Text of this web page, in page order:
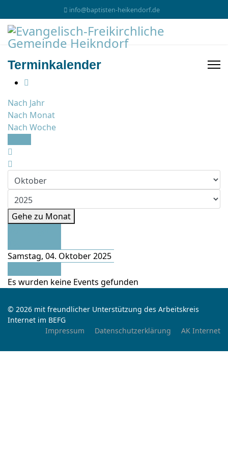
info@baptisten-heikendorf.de
Terminkalender
Nach Jahr
Nach Monat
Nach Woche
Gehe zu Monat
Samstag, 04. Oktober 2025
Es wurden keine Events gefunden
© 2026 mit freundlicher Unterstützung des Arbeitskreis
Internet im BEFG
Impressum
Datenschutzerklärung AK Internet